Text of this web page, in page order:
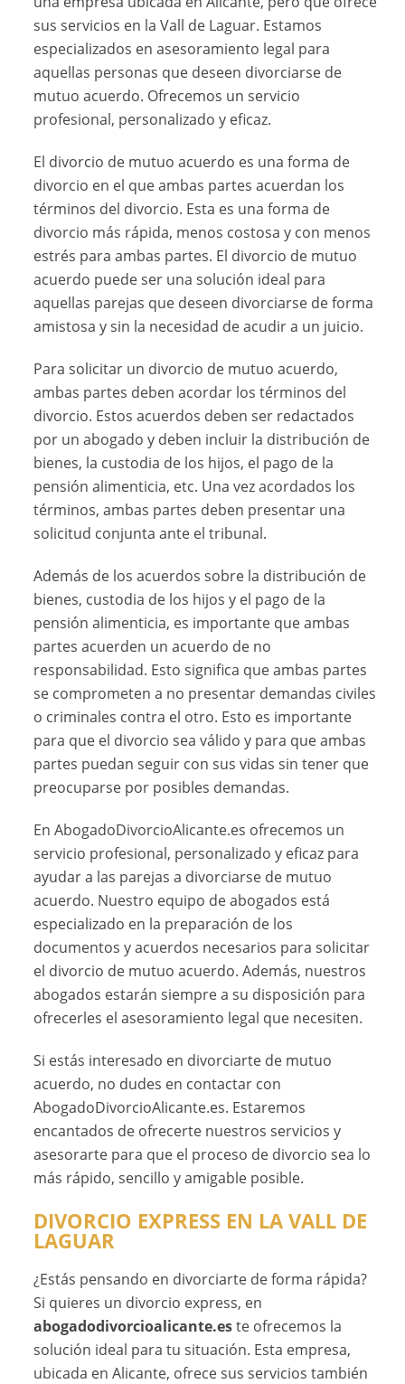
sus servicios en la Vall de Laguar. Estamos
especializados en asesoramiento legal para
aquellas personas que deseen divorciarse de
mutuo acuerdo. Ofrecemos un servicio
profesional, personalizado y eficaz.
El divorcio de mutuo acuerdo es una forma de
divorcio en el que ambas partes acuerdan los
términos del divorcio. Esta es una forma de
divorcio más rápida, menos costosa y con menos
estrés para ambas partes. El divorcio de mutuo
acuerdo puede ser una solución ideal para
aquellas parejas que deseen divorciarse de forma
amistosa y sin la necesidad de acudir a un juicio.
Para solicitar un divorcio de mutuo acuerdo,
ambas partes deben acordar los términos del
divorcio. Estos acuerdos deben ser redactados
por un abogado y deben incluir la distribución de
bienes, la custodia de los hijos, el pago de la
pensión alimenticia, etc. Una vez acordados los
términos, ambas partes deben presentar una
solicitud conjunta ante el tribunal.
Además de los acuerdos sobre la distribución de
bienes, custodia de los hijos y el pago de la
pensión alimenticia, es importante que ambas
partes acuerden un acuerdo de no
responsabilidad. Esto significa que ambas partes
se comprometen a no presentar demandas civiles
o criminales contra el otro. Esto es importante
para que el divorcio sea válido y para que ambas
partes puedan seguir con sus vidas sin tener que
preocuparse por posibles demandas.
En AbogadoDivorcioAlicante.es ofrecemos un
servicio profesional, personalizado y eficaz para
ayudar a las parejas a divorciarse de mutuo
acuerdo. Nuestro equipo de abogados está
especializado en la preparación de los
documentos y acuerdos necesarios para solicitar
el divorcio de mutuo acuerdo. Además, nuestros
abogados estarán siempre a su disposición para
ofrecerles el asesoramiento legal que necesiten.
Si estás interesado en divorciarte de mutuo
acuerdo, no dudes en contactar con
AbogadoDivorcioAlicante.es. Estaremos
encantados de ofrecerte nuestros servicios y
asesorarte para que el proceso de divorcio sea lo
más rápido, sencillo y amigable posible.
DIVORCIO EXPRESS EN LA VALL DE
LAGUAR
¿Estás pensando en divorciarte de forma rápida?
Si quieres un divorcio express, en
abogadodivorcioalicante.este ofrecemos la
solución ideal para tu situación. Esta empresa,
ubicada en Alicante, ofrece sus servicios también